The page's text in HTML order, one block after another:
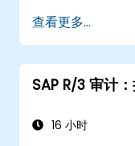
查看更多...
SAP R/3 审计
16 小时